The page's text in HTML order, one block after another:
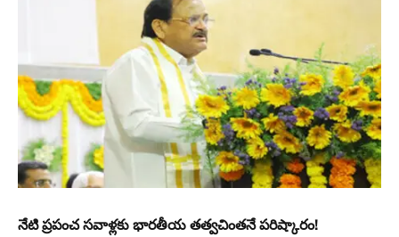
నేటి ప్రపంచ సవాళ్లకు భారతీయ తత్వచింతనే పరిష్కారం!